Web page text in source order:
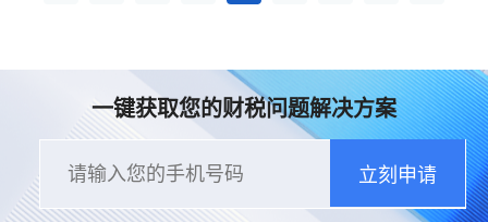
一键获取您的财税问题解决方案
立刻申请